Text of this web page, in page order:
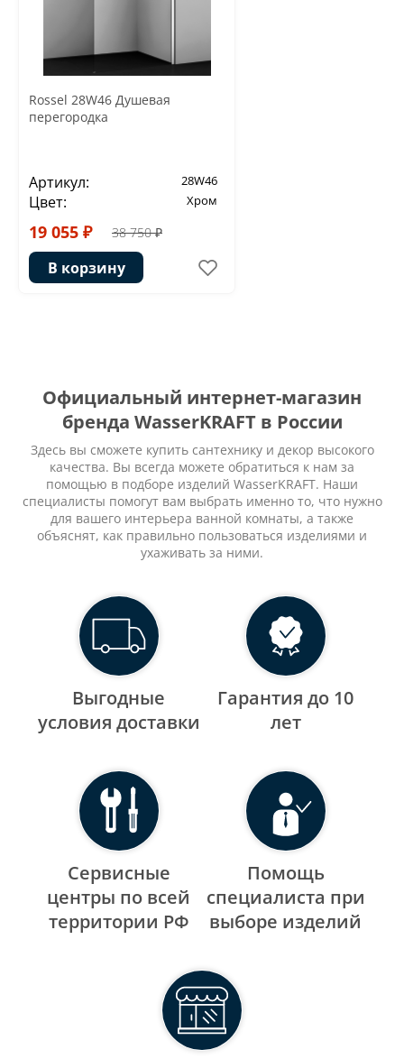
Rossel 28W46 Душевая
перегородка
Артикул: 28W46
Цвет: Хром
19 055 ₽ 38 750 ₽
В корзину
Официальный интернет-магазин
бренда WasserKRAFT в России
Здесь вы сможете купить сантехнику и декор высокого
качества. Вы всегда можете обратиться к нам за
помощью в подборе изделий WasserKRAFT. Наши
специалисты помогут вам выбрать именно то, что нужно
для вашего интерьера ванной комнаты, а также
объяснят, как правильно пользоваться изделиями и
ухаживать за ними.
Выгодные
уcловия доставки
Гарантия до 10
лет
Сервисные
центры по всей
территории РФ
Помощь
специалиста при
выборе изделий